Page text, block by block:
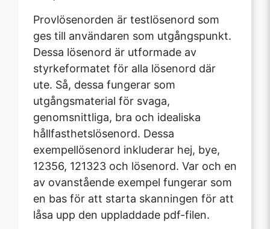
Provlösenorden är testlösenord som
ges till användaren som utgångspunkt.
Dessa lösenord är utformade av
styrkeformatet för alla lösenord där
ute. Så, dessa fungerar som
utgångsmaterial för svaga,
genomsnittliga, bra och idealiska
hållfasthetslösenord. Dessa
exempellösenord inkluderar hej, bye,
12356, 121323 och lösenord. Var och en
av ovanstående exempel fungerar som
en bas för att starta skanningen för att
låsa upp den uppladdade pdf-filen.